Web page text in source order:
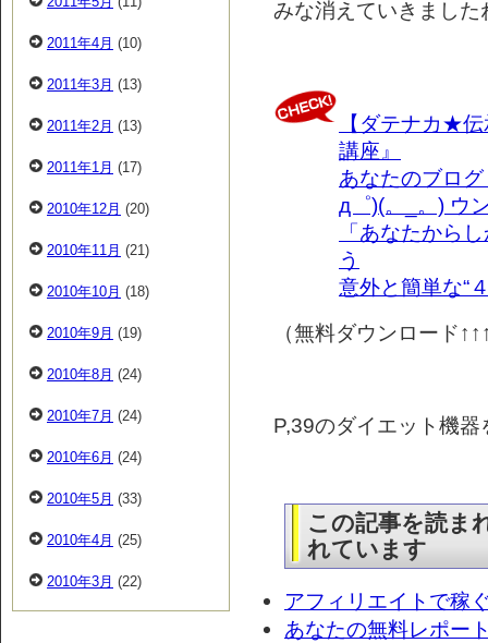
みな消えていきまし
【ダテナカ★
講座』
あなたのブロ
д゜)(。_。) ウ
「あなたから
う
意外と簡単な“
（無料ダウンロード
P,39のダイエット機
この記事を読ま
れています
アフィリエイトで稼
あなたの無料レポー
2011年4月 (10)
2011年3月 (13)
2011年2月 (13)
2011年1月 (17)
2010年12月 (20)
2010年11月 (21)
2010年10月 (18)
2010年9月 (19)
2010年8月 (24)
2010年7月 (24)
2010年6月 (24)
2010年5月 (33)
2010年4月 (25)
2010年3月 (22)